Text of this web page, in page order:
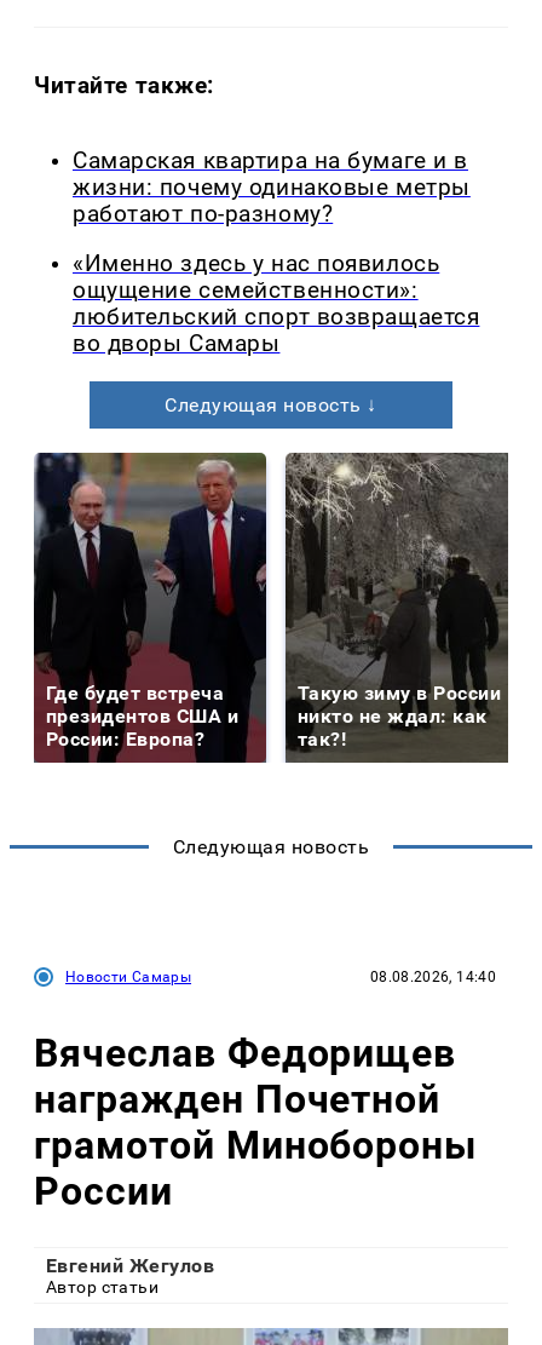
Читайте также:
Самарская квартира на бумаге и в
жизни: почему одинаковые метры
работают по-разному?
«Именно здесь у нас появилось
ощущение семейственности»:
любительский спорт возвращается
во дворы Самары
Следующая новость ↓
Где будет встреча
президентов США и
России: Европа?
Такую зиму в России
никто не ждал: как
так?!
Следующая новость
Новости Самары 08.08.2026, 14:40
Вячеслав Федорищев
награжден Почетной
грамотой Минобороны
России
Евгений Жегулов
Автор статьи